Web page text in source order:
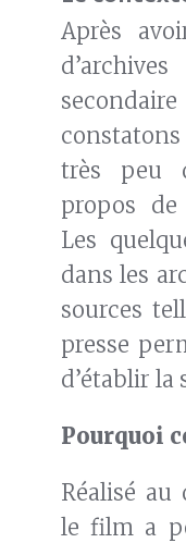
Après
très peu
propos de
Les
dans les
sources
presse
d’établir la
Pourquoi
Réalisé au
le film a